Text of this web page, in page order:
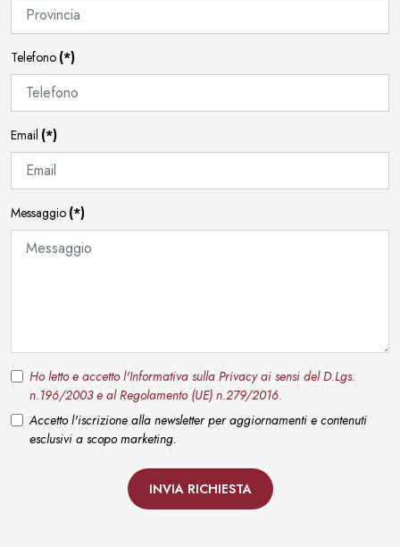
Telefono (*)
Email (*)
Messaggio (*)
Ho letto e accetto l'Informativa sulla Privacy ai sensi del D.Lgs.
n.196/2003 e al Regolamento (UE) n.279/2016.
Accetto l'iscrizione alla newsletter per aggiornamenti e contenuti
esclusivi a scopo marketing.
INVIA RICHIESTA